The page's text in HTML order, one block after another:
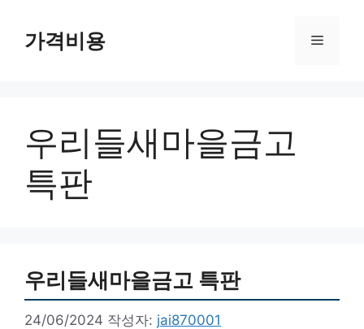
가격비용 메
우리들새마을금고
특판
우리들새마을금고 특판
24/06/2024 작성자: jai870001